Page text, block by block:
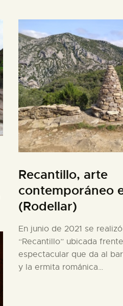
Recantillo, arte
contemporáneo
(Rodellar)
En junio de 2021 se
“Recantillo” ubicada
espectacular que da al
y la ermita románica…